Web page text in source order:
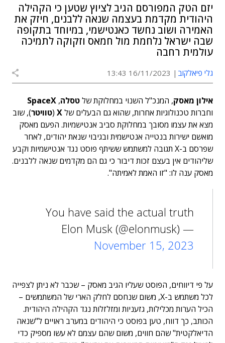
יזם הטק המפורסם הגיב לציוץ שטען כי הקהילה
היהודית מקדמת בעצמה שנאה ללבנים, חיזק את
האמירה ושוב נחשד כאנטישמי, במיוחד בתקופה
שבה ישראל נלחמת מול חמאס וזקוקה לתמיכה
עולמית רחבה
גלי פיאלקוב 16/11/2023 13:43
אילון מאסק, המנכ"ל השנוי במחלוקת שלטסלה,
SpaceX
וחברות טכנולוגיות אחרות, שהוא גם הבעלים שלX
(טוויטר), שוב
מצא את עצמו מסובך במחלוקת סביב אנטישמיות. הפעם מאסק
מואשם ישירות בנטייה אנטישמית ובגיבוי שנאת יהודים, לאחר
שפרסם ב-X תגובה למשתמש ששיתף פוסט נגד אנטישמיות וקבע
שליהודים אין בעצם זכות דיבור כי גם הם מקדמים שנאה ללבנים.
מאסק ענה לו: "זו האמת לאמיתה".
You have said the actual truth
— Elon Musk (@elonmusk)
November 15, 2023
על פי דיווחים, הפוסט שעליו הגיב מאסק – שכבר לא ניתן לצפייה
לכל משתמש ב-X, משום שנחסם לחלק הארי של המשתמשים –
הכיל הערות מכלילות, גזעניות ומזלזלות נגד הקהילה היהודית.
הכותב, כך דווח, טען בפוסט כי היהודים במערב ראויים ל"שנאה
הדיאלקטית" שהם חווים, משום שהם עצמם לא עשו מספיק כדי